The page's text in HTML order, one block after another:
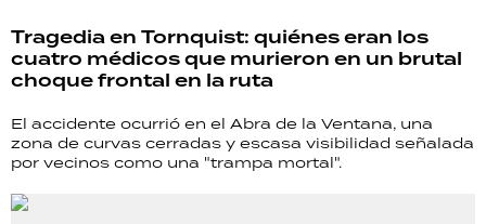
Tragedia en Tornquist: quiénes eran los
cuatro médicos que murieron en un brutal
choque frontal en la ruta
El accidente ocurrió en el Abra de la Ventana, una
zona de curvas cerradas y escasa visibilidad señalada
por vecinos como una "trampa mortal".